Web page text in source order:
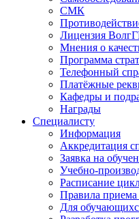
СМК
Лицензия
Мнения о
Программа
Телефонный
Платёжные
Кафедры и
Награды
Специалисту
Информация
Аккредитация
Заявка на
Учебно-
Расписание
Правила
Для